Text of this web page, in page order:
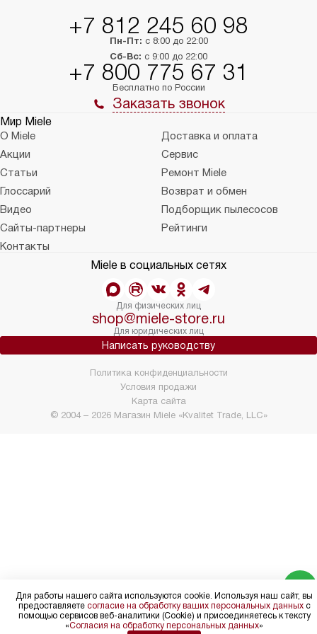
+7 812 245 60 98
Пн-Пт: с 8:00 до 22:00
Сб-Вс: с 9:00 до 22:00
+7 800 775 67 31
Бесплатно по России
Заказать звонок
Мир Miele
О Miele
Доставка и оплата
Акции
Сервис
Статьи
Ремонт Miele
Глоссарий
Возврат и обмен
Видео
Подборщик пылесосов
Сайты-партнеры
Рейтинги
Контакты
Miele в социальных сетях
Для физических лиц
shop@miele-store.ru
Для юридических лиц
Написать руководству
© 2004 – 2026 Магазин Miele «Kvalitet Trade, LLC»
Политика конфиденциальности
Условия продажи
Карта сайта
Для работы нашего сайта используются cookie. Используя наш сайт, вы
предоставляете согласие на обработку ваших персональных данныхс
помощью сервисов веб-аналитики (Cookie) и присоединяетесь к тексту
«Согласия на обработку персональных данных»